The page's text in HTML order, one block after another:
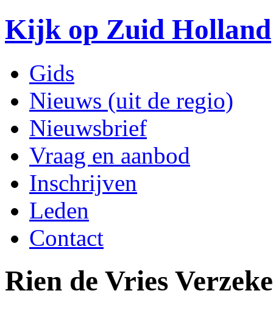
Kijk op Zuid Holland
Gids
Nieuws (uit de regio)
Nieuwsbrief
Vraag en aanbod
Inschrijven
Leden
Contact
Rien de Vries